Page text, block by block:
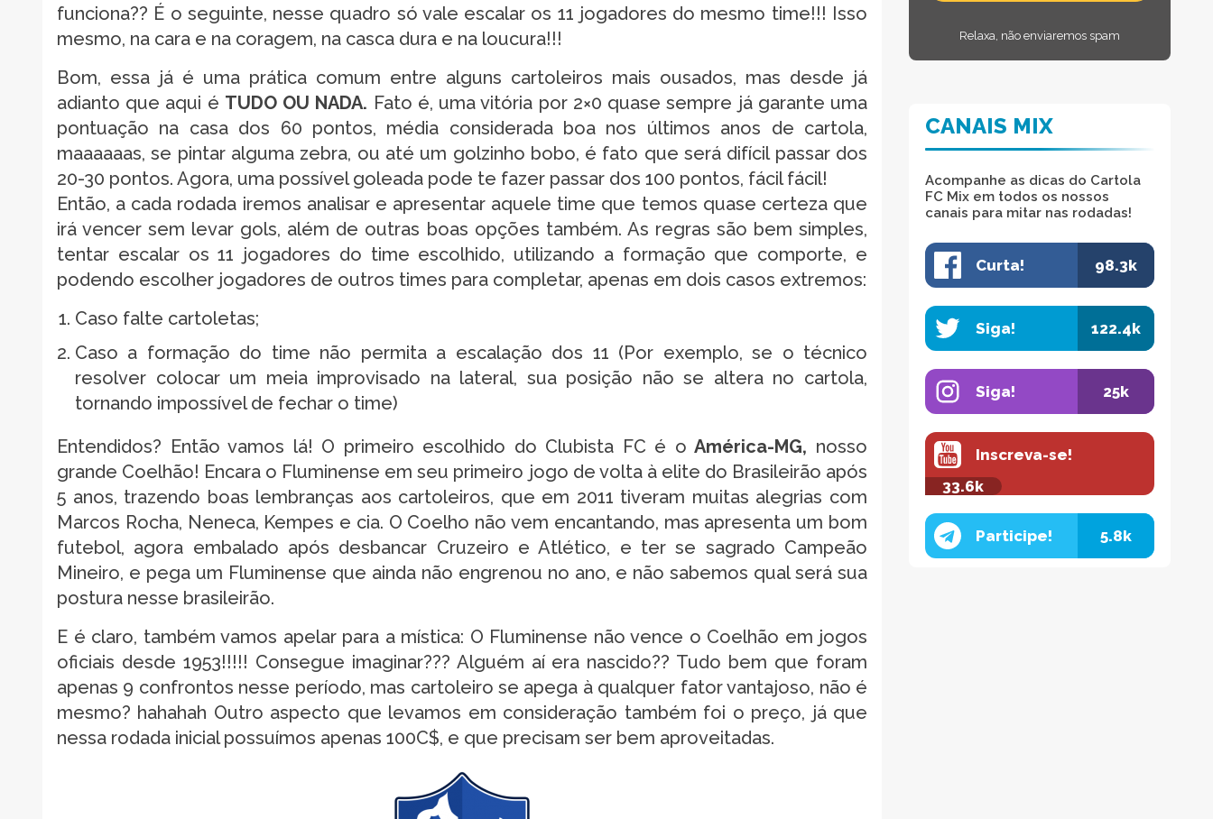
funciona?? É o seguinte, nesse quadro só vale escalar os 11 jogadores do mesmo time!!! Isso
mesmo, na cara e na coragem, na casca dura e na loucura!!!
Bom, essa já é uma prática comum entre alguns cartoleiros mais ousados, mas desde já
adianto que aqui é TUDO OU NADA. Fato é, uma vitória por 2×0 quase sempre já garante uma
pontuação na casa dos 60 pontos, média considerada boa nos últimos anos de cartola,
maaaaaas, se pintar alguma zebra, ou até um golzinho bobo, é fato que será difícil passar dos
20-30 pontos. Agora, uma possível goleada pode te fazer passar dos 100 pontos, fácil fácil!
Então, a cada rodada iremos analisar e apresentar aquele time que temos quase certeza que
irá vencer sem levar gols, além de outras boas opções também. As regras são bem simples,
tentar escalar os 11 jogadores do time escolhido, utilizando a formação que comporte, e
podendo escolher jogadores de outros times para completar, apenas em dois casos extremos:
Caso falte cartoletas;
Caso a formação do time não permita a escalação dos 11 (Por exemplo, se o técnico
resolver colocar um meia improvisado na lateral, sua posição não se altera no cartola,
tornando impossível de fechar o time)
Entendidos? Então vamos lá! O primeiro escolhido do Clubista FC é o América-MG, nosso
grande Coelhão! Encara o Fluminense em seu primeiro jogo de volta à elite do Brasileirão após
5 anos, trazendo boas lembranças aos cartoleiros, que em 2011 tiveram muitas alegrias com
Marcos Rocha, Neneca, Kempes e cia. O Coelho não vem encantando, mas apresenta um bom
futebol, agora embalado após desbancar Cruzeiro e Atlético, e ter se sagrado Campeão
Mineiro, e pega um Fluminense que ainda não engrenou no ano, e não sabemos qual será sua
postura nesse brasileirão.
E é claro, também vamos apelar para a mística: O Fluminense não vence o Coelhão em jogos
oficiais desde 1953!!!!! Consegue imaginar??? Alguém aí era nascido?? Tudo bem que foram
apenas 9 confrontos nesse período, mas cartoleiro se apega à qualquer fator vantajoso, não é
mesmo? hahahah Outro aspecto que levamos em consideração também foi o preço, já que
nessa rodada inicial possuímos apenas 100C$, e que precisam ser bem aproveitadas.
Relaxa, não enviaremos spam
CANAIS MIX
Acompanhe as dicas do Cartola
FC Mix em todos os nossos
canais para mitar nas rodadas!
Curta! 98.3k
Siga! 122.4k
Siga! 25k
Inscreva-se!
33.6k
Participe! 5.8k